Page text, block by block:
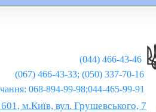
(044) 466-43-46
(067) 466-43-33; (050) 337-70-16
99-98;044-465-99-91
м.Київ, вул. Грушевського, 7